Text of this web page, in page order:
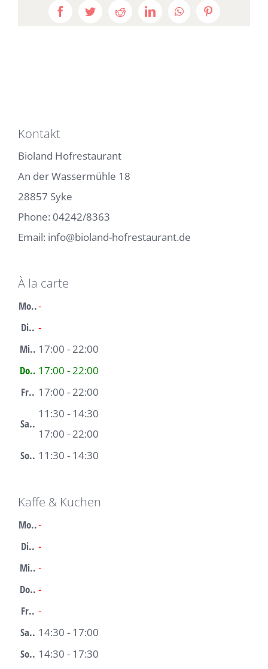
FacebookTwitterRedditLinkedInWhatsAppPinterest
Kontakt
Bioland Hofrestaurant
An der Wassermühle 18
28857 Syke
Phone: 04242/8363
Email: info@bioland-hofrestaurant.de
À la carte
Mo..-
Di.. -
Mi.. 17:00 - 22:00
Do.. 17:00 - 22:00
Fr.. 17:00 - 22:00
Sa..
11:30 - 14:30
17:00 - 22:00
So.. 11:30 - 14:30
Kaffe & Kuchen
Mo..-
Di.. -
Mi.. -
Do.. -
Fr.. -
Sa.. 14:30 - 17:00
So.. 14:30 - 17:30